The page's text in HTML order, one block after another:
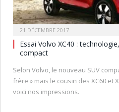
21 DÉCEMBRE 2017
Essai Volvo XC40 :
compact
Selon Volvo, le nouveau SUV
frère » mais le cousin des XC60 et
voici nos impressions.